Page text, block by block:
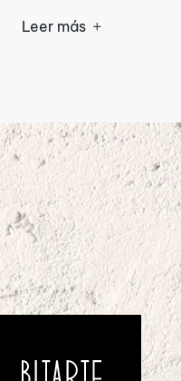
Leer más